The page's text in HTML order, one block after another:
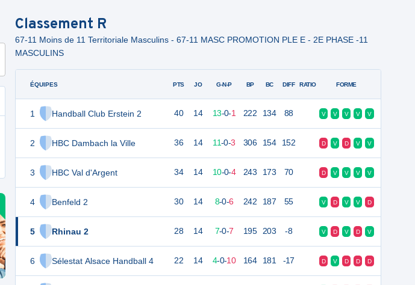
Classement R
67-11 Moins de 11 Territoriale Masculins - 67-11 MASC PROMOTION PLE E - 2E PHASE -11
MASCULINS
ÉQUIPES
1 Handball Club Erstein 2
2 HBC Dambach la Ville
3 HBC Val d'Argent
4 Benfeld 2
5 Rhinau 2
6 Sélestat Alsace Handball 4
PTS JO G-N-P BP BC DIFF RATIO FORME
40 14 13-0-1 222 134 88 V V V V V
36 14 11-0-3 306 154 152 D V D V V
34 14 10-0-4 243 173 70 D V V V V
30 14 8-0-6 242 187 55 V D V V D
28 14 7-0-7 195 203 -8 V D V D V
22 14 4-0-10 164 181 -17 D V D D D